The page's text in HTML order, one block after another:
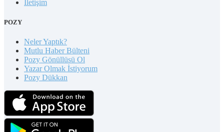
İletişim
POZY
Neler Yaptık?
Mutlu Haber Bülteni
Pozy Gönüllüsü Ol
Yazar Olmak İstiyorum
Pozy Dükkan